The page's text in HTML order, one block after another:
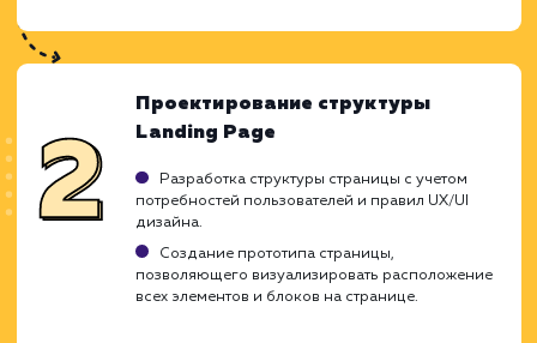
Ограничения
Требуется тщательное тестирование, чтобы
обеспечить безошибочную работу бота.
Плохо спроектированный бот может
привести к негативному опыту пользователя.